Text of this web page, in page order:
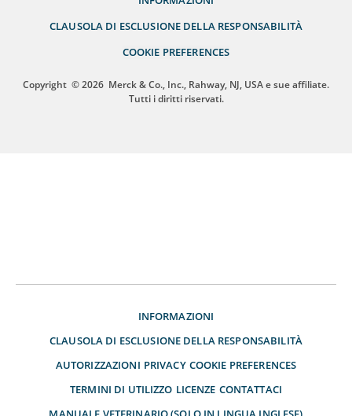
CLAUSOLA DI ESCLUSIONE DELLA RESPONSABILITÀ
COOKIE PREFERENCES
Copyright © 2026 Merck & Co., Inc., Rahway, NJ, USA e sue affiliate.
Tutti i diritti riservati.
INFORMAZIONI
CLAUSOLA DI ESCLUSIONE DELLA RESPONSABILITÀ
AUTORIZZAZIONI PRIVACY COOKIE PREFERENCES
TERMINI DI UTILIZZO LICENZE CONTATTACI